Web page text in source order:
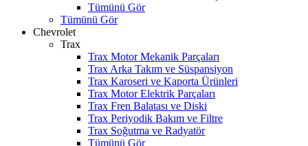
Tümünü Gör
Tümünü Gör
Chevrolet
Trax
Trax Motor Mekanik Parçaları
Trax Arka Takım ve Süspansiyon
Trax Karoseri ve Kaporta Ürünleri
Trax Motor Elektrik Parçaları
Trax Fren Balatası ve Diski
Trax Periyodik Bakım ve Filtre
Trax Soğutma ve Radyatör
Tümünü Gör